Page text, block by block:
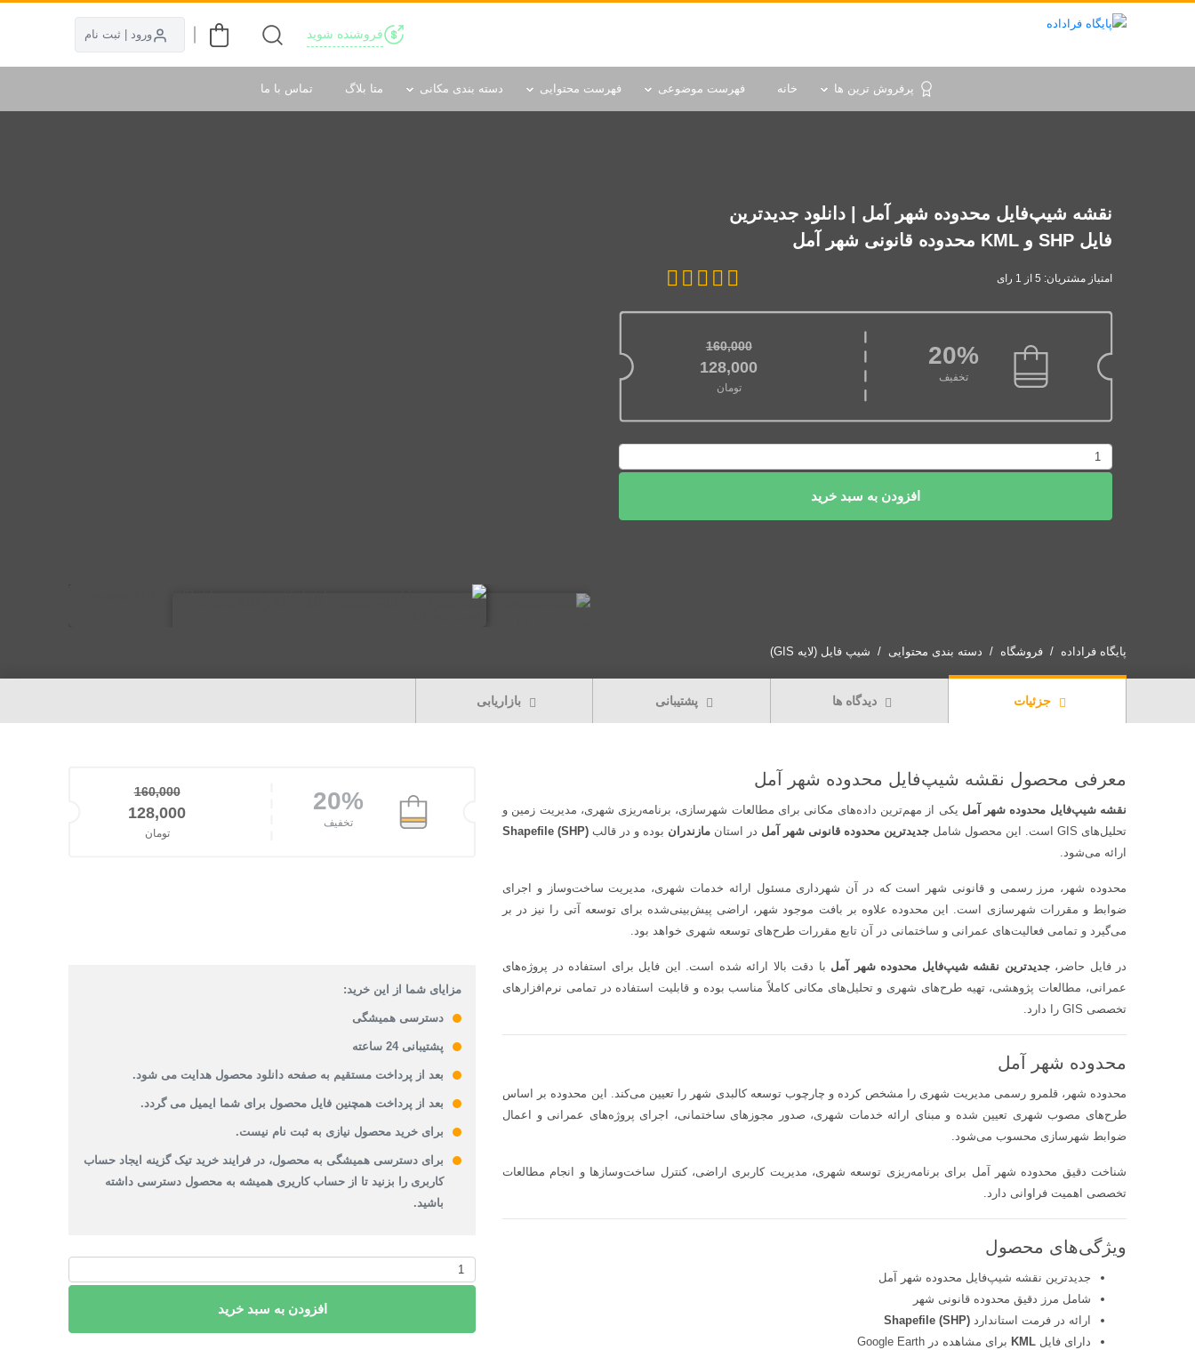
فروشنده شوید ورود | ثبت نام
پرفروش ترین ها خانه فهرست موضوعی فهرست محتوایی دسته بندی مکانی متا بلاگ تماس با ما
نقشه شیپ‌فایل محدوده شهر آمل | دانلود جدیدترین
فایل SHP و KML محدوده قانونی شهر آمل
امتیاز مشتریان: 5 از 1 رای
20%
تخفیف
160,000
قیمت اصلی: 160,000تومان بود.
128,000
تومان
نقشه
شیپ‌فایل
شهر
SHP
آمل
افزودن به سبد خرید
پایگاه فراداده فروشگاه دسته بندی محتوایی شیپ فایل (لایه GIS)
جزئیات دیدگاه ها پشتیبانی بازاریابی
معرفی محصول نقشه شیپ‌فایل محدوده شهر آمل
نقشه شیپ‌فایل محدوده شهر آمل یکی از مهم‌ترین داده‌های مکانی برای مطالعات شهرسازی، برنامه‌ریزی شهری، مدیریت زمین و
تحلیل‌های GIS است. این محصول شامل
جدیدترین محدوده قانونی شهر آمل در استان مازندران بوده و در قالب Shapefile (SHP)
ارائه می‌شود.
محدوده شهر، مرز رسمی و قانونی شهر است که در آن شهرداری مسئول ارائه خدمات شهری، مدیریت ساخت‌وساز و اجرای
ضوابط و مقررات شهرسازی است. این محدوده علاوه بر بافت موجود شهر، اراضی پیش‌بینی‌شده برای توسعه آتی را نیز در بر
می‌گیرد و تمامی فعالیت‌های عمرانی و ساختمانی در آن تابع مقررات طرح‌های توسعه شهری خواهد بود.
در فایل حاضر،جدیدترین نقشه شیپ‌فایل محدوده شهر آمل با دقت بالا ارائه شده است. این فایل برای استفاده در پروژه‌های
عمرانی، مطالعات پژوهشی، تهیه طرح‌های شهری و تحلیل‌های مکانی کاملاً مناسب بوده و قابلیت استفاده در تمامی نرم‌افزارهای
تخصصی GIS را دارد.
محدوده شهر آمل
محدوده شهر، قلمرو رسمی مدیریت شهری را مشخص کرده و چارچوب توسعه کالبدی شهر را تعیین می‌کند. این محدوده بر اساس
طرح‌های مصوب شهری تعیین شده و مبنای ارائه خدمات شهری، صدور مجوزهای ساختمانی، اجرای پروژه‌های عمرانی و اعمال
ضوابط شهرسازی محسوب می‌شود.
شناخت دقیق محدوده شهر آمل برای برنامه‌ریزی توسعه شهری، مدیریت کاربری اراضی، کنترل ساخت‌وسازها و انجام مطالعات
تخصصی اهمیت فراوانی دارد.
ویژگی‌های محصول
جدیدترین نقشه شیپ‌فایل محدوده شهر آمل
شامل مرز دقیق محدوده قانونی شهر
ارائه در فرمت استاندارد Shapefile (SHP)
دارای فایل KML برای مشاهده در Google Earth
20%
تخفیف
160,000
قیمت اصلی: 160,000تومان بود.
128,000
تومان
مزایای شما از این خرید:
دسترسی همیشگی
پشتیبانی 24 ساعته
بعد از پرداخت مستقیم به صفحه دانلود محصول هدایت می شود.
بعد از پرداخت همچنین فایل محصول برای شما ایمیل می گردد.
برای خرید محصول نیازی به ثبت نام نیست.
برای دسترسی همیشگی به محصول، در فرایند خرید تیک گزینه ایجاد حساب
کاربری را بزنید تا از حساب کاریری همیشه به محصول دسترسی داشته
باشید.
نقشه
شیپ‌فایل
شهر
افزودن به سبد خرید